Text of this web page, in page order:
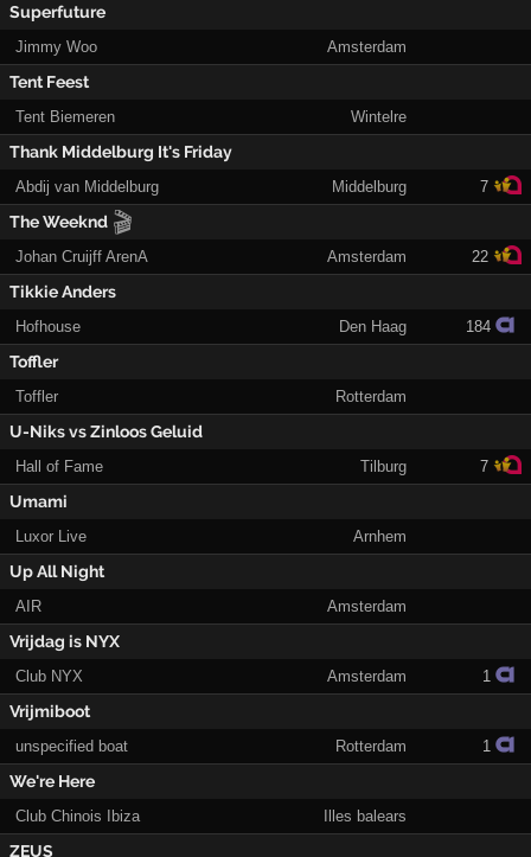
Superfuture
Jimmy Woo Amsterdam
Tent Feest
Tent Biemeren Wintelre
Thank Middelburg It's Friday
Abdij van Middelburg Middelburg 7
The Weeknd 🎬
Johan Cruijff ArenA Amsterdam 22
Tikkie Anders
Hofhouse Den Haag 184
Toffler
Toffler Rotterdam
U-Niks vs Zinloos Geluid
Hall of Fame Tilburg 7
Umami
Luxor Live Arnhem
Up All Night
AIR Amsterdam
Vrijdag is NYX
Club NYX Amsterdam 1
Vrijmiboot
unspecified boat Rotterdam 1
We're Here
Club Chinois Ibiza Illes balears
ZEUS